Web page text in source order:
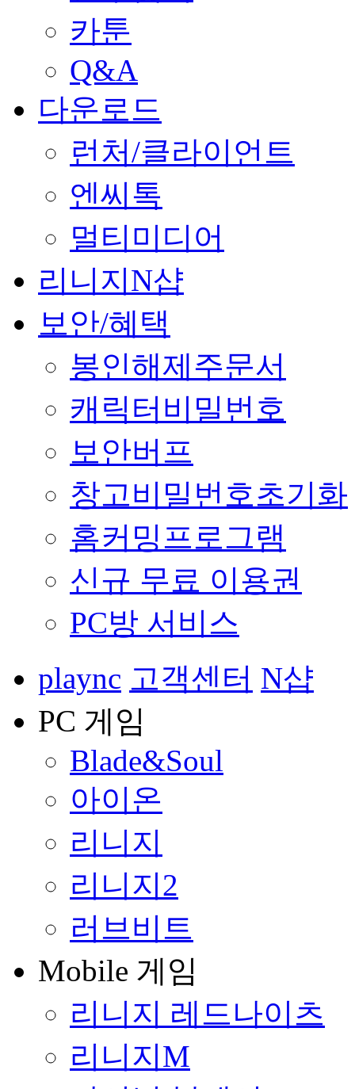
카툰
Q&A
다운로드
런처/클라이언트
엔씨톡
멀티미디어
리니지N샵
보안/혜택
봉인해제주문서
캐릭터비밀번호
보안버프
창고비밀번호초기화
홈커밍프로그램
신규 무료 이용권
PC방 서비스
plaync 고객센터 N샵
PC 게임
Blade&Soul
아이온
리니지
리니지2
러브비트
Mobile 게임
리니지 레드나이츠
리니지M